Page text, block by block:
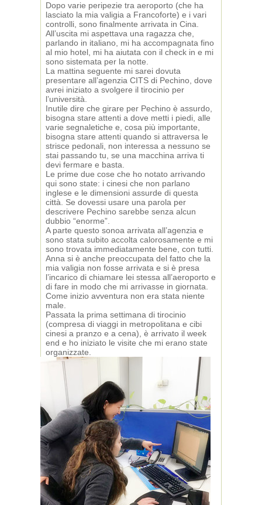
Dopo varie peripezie tra aeroporto (che ha
lasciato la mia valigia a Francoforte) e i vari
controlli, sono finalmente arrivata in Cina.
All’uscita mi aspettava una ragazza che,
parlando in italiano, mi ha accompagnata fino
al mio hotel, mi ha aiutata con il check in e mi
sono sistemata per la notte.
La mattina seguente mi sarei dovuta
presentare all’agenzia CITS di Pechino, dove
avrei iniziato a svolgere il tirocinio per
l’università.
Inutile dire che girare per Pechino è assurdo,
bisogna stare attenti a dove metti i piedi, alle
varie segnaletiche e, cosa più importante,
bisogna stare attenti quando si attraversa le
strisce pedonali, non interessa a nessuno se
stai passando tu, se una macchina arriva ti
devi fermare e basta.
Le prime due cose che ho notato arrivando
qui sono state: i cinesi che non parlano
inglese e le dimensioni assurde di questa
città. Se dovessi usare una parola per
descrivere Pechino sarebbe senza alcun
dubbio “enorme”.
A parte questo sonoa arrivata all’agenzia e
sono stata subito accolta calorosamente e mi
sono trovata immediatamente bene, con tutti.
Anna si è anche preoccupata del fatto che la
mia valigia non fosse arrivata e si è presa
l’incarico di chiamare lei stessa all’aeroporto e
di fare in modo che mi arrivasse in giornata.
Come inizio avventura non era stata niente
male.
Passata la prima settimana di tirocinio
(compresa di viaggi in metropolitana e cibi
cinesi a pranzo e a cena), è arrivato il week
end e ho iniziato le visite che mi erano state
organizzate.